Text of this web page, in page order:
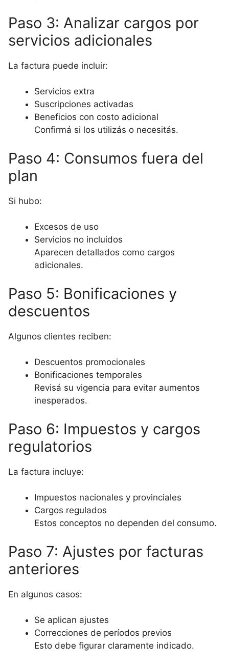
Paso 3: Analizar cargos por
servicios adicionales
La factura puede incluir:
Servicios extra
Suscripciones activadas
Beneficios con costo adicional
Confirmá si los utilizás o necesitás.
Paso 4: Consumos fuera del
plan
Si hubo:
Excesos de uso
Servicios no incluidos
Aparecen detallados como cargos
adicionales.
Paso 5: Bonificaciones y
descuentos
Algunos clientes reciben:
Descuentos promocionales
Bonificaciones temporales
Revisá su vigencia para evitar aumentos
inesperados.
Paso 6: Impuestos y cargos
regulatorios
La factura incluye:
Impuestos nacionales y provinciales
Cargos regulados
Estos conceptos no dependen del consumo.
Paso 7: Ajustes por facturas
anteriores
En algunos casos:
Se aplican ajustes
Correcciones de períodos previos
Esto debe figurar claramente indicado.